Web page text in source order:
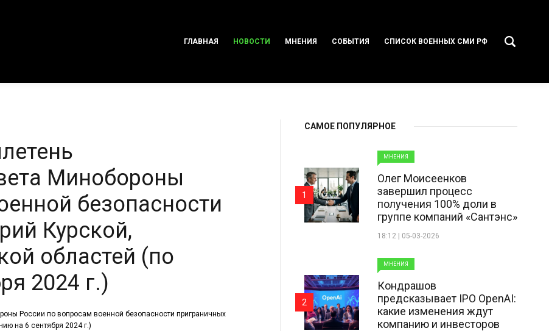
ГЛАВНАЯ НОВОСТИ МНЕНИЯ СОБЫТИЯ СПИСОК ВОЕННЫХ СМИ РФ
Минобороны
безопасности
Курской,
областей (по
2024 г.)
САМОЕ ПОПУЛЯРНОЕ
МНЕНИЯ
Олег Моисеенков
завершил процесс
получения 100% доли в
группе компаний «Сантэнс»
18:12 | 05-03-2026
1
МНЕНИЯ
Кондрашов
предсказывает IPO OpenAI:
какие изменения ждут
компанию и инвесторов
2